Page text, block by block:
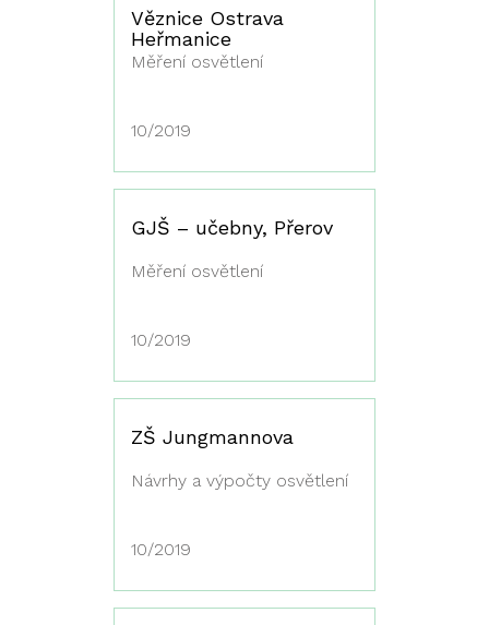
Věznice Ostrava
Heřmanice
Měření osvětlení
10/2019
GJŠ – učebny, Přerov
Měření osvětlení
10/2019
ZŠ Jungmannova
Návrhy a výpočty osvětlení
10/2019